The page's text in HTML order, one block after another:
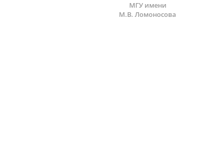
МГУ имени
М.В. Ломоносова